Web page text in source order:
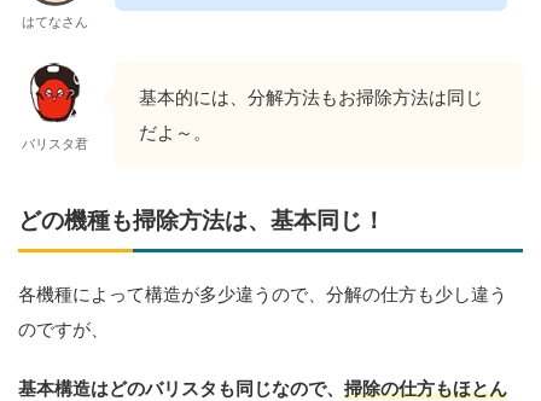
はてなさん
バリスタ君
基本的には、分解方法もお掃除方法は同じ
だよ～。
どの機種も掃除方法は、基本同じ！
各機種によって構造が多少違うので、分解の仕方も少し違う
のですが、
基本構造はどのバリスタも同じなので、 掃除の仕方もほとん